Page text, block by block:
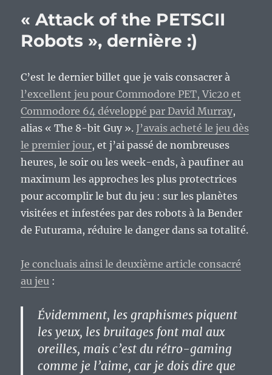
fin
semaine
« Attack of the PETSCII
Robots », dernière :)
C’est le dernier billet que je vais consacrer à
l’excellent jeu pour Commodore PET, Vic20 et
Commodore 64 développé par David Murray,
alias « The 8-bit Guy ». J’avais acheté le jeu dès
le premier jour, et j’ai passé de nombreuses
heures, le soir ou les week-ends, à paufiner au
maximum les approches les plus protectrices
pour accomplir le but du jeu : sur les planètes
visitées et infestées par des robots à la Bender
de Futurama, réduire le danger dans sa totalité.
Je concluais ainsi le deuxième article consacré
au jeu :
Évidemment, les graphismes piquent
les yeux, les bruitages font mal aux
oreilles, mais c’est du rétro-gaming
comme je l’aime, car je dois dire que